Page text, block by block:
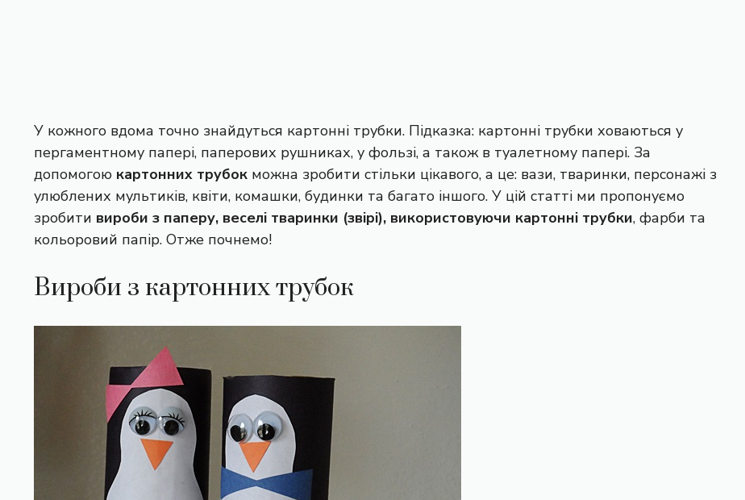
У кожного вдома точно знайдуться картонні трубки. Підказка: картонні трубки ховаються у
пергаментному папері, паперових рушниках, у фользі, а також в туалетному папері. За
допомогою картонних трубок можна зробити стільки цікавого, а це: вази, тваринки, персонажі з
улюблених мультиків, квіти, комашки, будинки та багато іншого. У цій статті ми пропонуємо
зробити вироби з паперу, веселі тваринки (звірі), використовуючи картонні трубки, фарби та
кольоровий папір. Отже почнемо!
Вироби з картонних трубок